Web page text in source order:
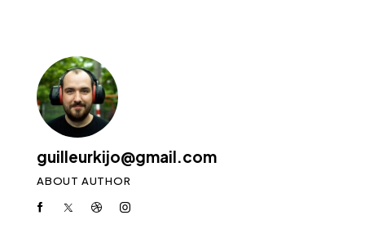
guilleurkijo@gmail.com
ABOUT AUTHOR